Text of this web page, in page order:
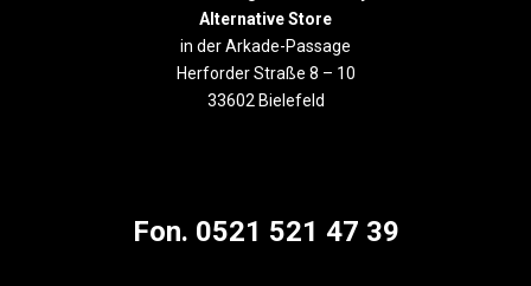
Alternative Store
in der Arkade-Passage
Herforder Straße 8 – 10
33602 Bielefeld
Fon. 0521 521 47 39